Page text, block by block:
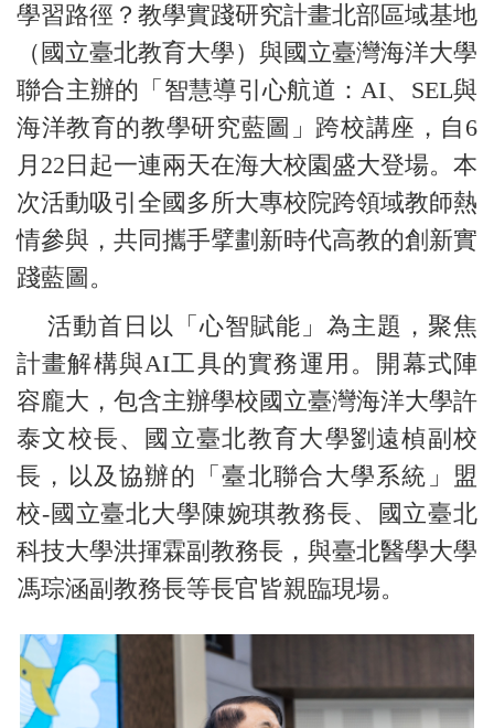
學習路徑？教學實踐研究計畫北部區域基地
（國立臺北教育大學）與國立臺灣海洋大學
聯合主辦的「智慧導引心航道：AI、SEL與
海洋教育的教學研究藍圖」跨校講座，自6
月22日起一連兩天在海大校園盛大登場。本
次活動吸引全國多所大專校院跨領域教師熱
情參與，共同攜手擘劃新時代高教的創新實
踐藍圖。
活動首日以「心智賦能」為主題，聚焦
計畫解構與AI工具的實務運用。開幕式陣
容龐大，包含主辦學校國立臺灣海洋大學許
泰文校長、國立臺北教育大學劉遠楨副校
長，以及協辦的「臺北聯合大學系統」盟
校-國立臺北大學陳婉琪教務長、國立臺北
科技大學洪揮霖副教務長，與臺北醫學大學
馮琮涵副教務長等長官皆親臨現場。